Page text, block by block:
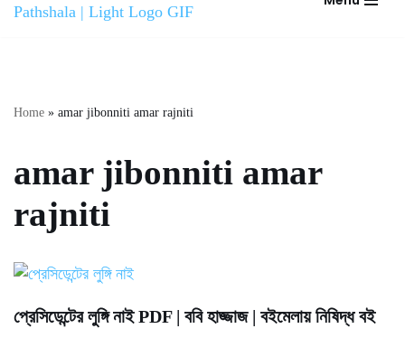
content
Home » amar jibonniti amar rajniti
amar jibonniti amar
rajniti
প্রেসিডেন্টের লুঙ্গি নাই PDF | ববি হাজ্জাজ | বইমেলায় নিষিদ্ধ বই